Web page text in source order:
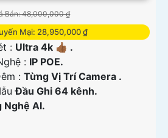
Bán: 48,000,000 ₫
Mại: 28,950,000 ₫
: Ultra 4k 👍🏾 .
: IP POE.
: Từng Vị Trí Camera .
Đầu Ghi 64 kênh.
Nghệ AI.